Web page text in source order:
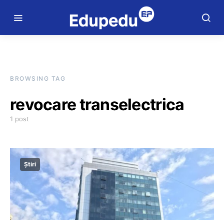
BROWSING TAG
revocare transelectrica
1 post
Știri